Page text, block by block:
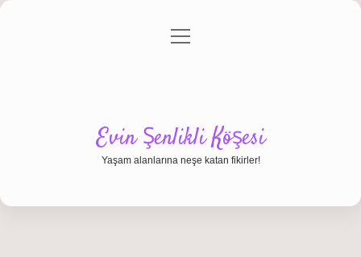
Gizlilik Politikası
menüyü
Evin Şenlikli Köşesi
Yaşam alanlarına neşe katan fikirler!